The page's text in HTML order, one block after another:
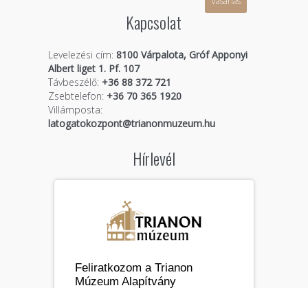
Kapcsolat
Levelezési cím: 8100 Várpalota, Gróf Apponyi
Albert liget 1. Pf. 107
Távbeszélő:+36 88 372 721
Zsebtelefon:+36 70 365 1920
Villámposta:
latogatokozpont@trianonmuzeum.hu
Hírlevél